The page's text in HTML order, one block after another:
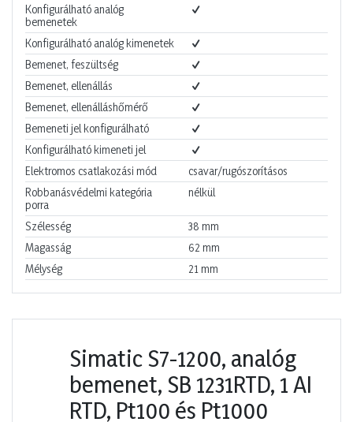
Konfigurálható analóg
bemenetek
Konfigurálható analóg kimenetek
Bemenet, feszültség
Bemenet, ellenállás
Bemenet, ellenálláshőmérő
Bemeneti jel konfigurálható
Konfigurálható kimeneti jel
Elektromos csatlakozási mód
csavar/rugószorításos
Robbanásvédelmi kategória
porra
nélkül
Szélesség 38 mm
Magasság
62 mm
Mélység
21 mm
Simatic S7-1200, analóg
bemenet, SB 1231RTD, 1 AI
RTD, Pt100 és Pt1000